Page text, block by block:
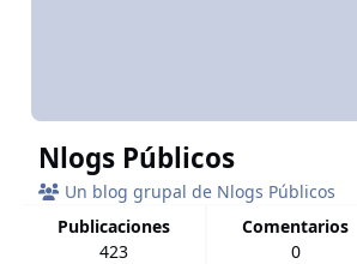
Nlogs Públicos
Un blog grupal de Nlogs Públicos
publicaciones
423
comentarios
0